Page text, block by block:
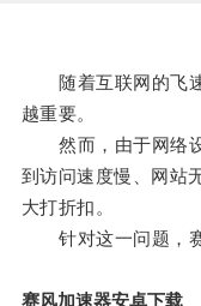
随着互联网的飞速
越重要。
然而，由于网络设
到访问速度慢、网站
大打折扣。
针对这一问题，赛
赛风加速器安卓下载